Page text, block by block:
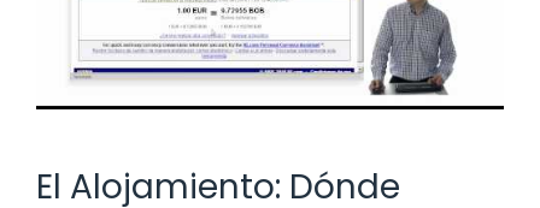
El Alojamiento: Dónde